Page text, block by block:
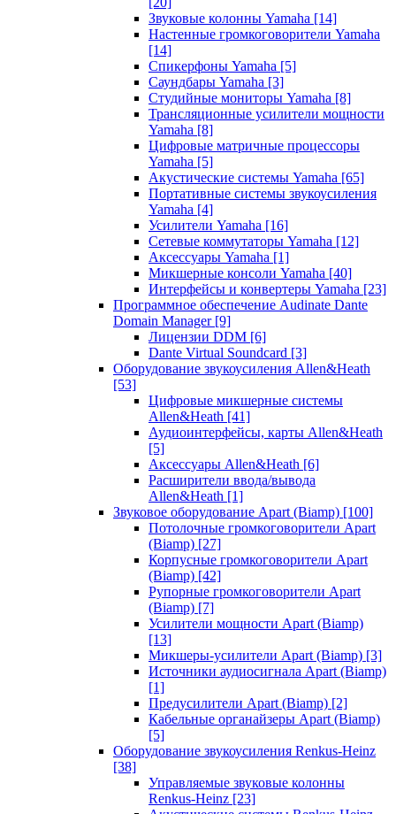
Звуковые колонны Yamaha [14]
Настенные громкоговорители Yamaha
[14]
Спикерфоны Yamaha [5]
Саундбары Yamaha [3]
Студийные мониторы Yamaha [8]
Трансляционные усилители мощности
Yamaha [8]
Цифровые матричные процессоры
Yamaha [5]
Акустические системы Yamaha [65]
Портативные системы звукоусиления
Yamaha [4]
Усилители Yamaha [16]
Сетевые коммутаторы Yamaha [12]
Аксессуары Yamaha [1]
Микшерные консоли Yamaha [40]
Интерфейсы и конвертеры Yamaha [23]
Программное обеспечение Audinate Dante
Domain Manager [9]
Лицензии DDM [6]
Dante Virtual Soundcard [3]
Оборудование звукоусиления Allen&Heath
[53]
Цифровые микшерные системы
Allen&Heath [41]
Аудиоинтерфейсы, карты Allen&Heath
[5]
Аксессуары Allen&Heath [6]
Расширители ввода/вывода
Allen&Heath [1]
Звуковое оборудование Apart (Biamp) [100]
Потолочные громкоговорители Apart
(Biamp) [27]
Корпусные громкоговорители Apart
(Biamp) [42]
Рупорные громкоговорители Apart
(Biamp) [7]
Усилители мощности Apart (Biamp)
[13]
Микшеры-усилители Apart (Biamp) [3]
Источники аудиосигнала Apart (Biamp)
[1]
Предусилители Apart (Biamp) [2]
Кабельные органайзеры Apart (Biamp)
[5]
Оборудование звукоусиления Renkus-Heinz
[38]
Управляемые звуковые колонны
Renkus-Heinz [23]